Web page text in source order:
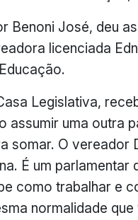
Benoni José, deu
licenciada
Legislativa,
assumir uma outra
somar. O vereador
É um parlamentar
como trabalhar e
normalidade